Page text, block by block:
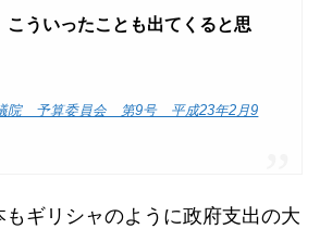
こういったことも出てくると思
院 予算委員会 第9号 平成23年2月9
ギリシャのように政府支出の大